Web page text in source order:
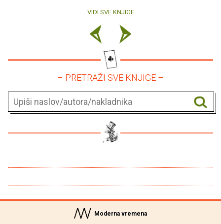
VIDI SVE KNJIGE
– PRETRAŽI SVE KNJIGE –
Moderna vremena